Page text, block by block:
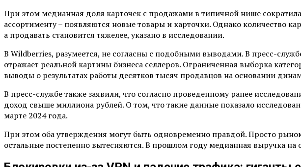
При этом медианная доля карточек с продажами в типичной нише
ассортименту – появляются новые товары и карточки. Однако количество
а продавать становится тяжелее, указано в исследовании.
В Wildberries, разумеется, не согласны с подобными выводами. В пресс-
отражает реальной картины бизнеса селлеров. Ограниченная выборка
выводы о результатах работы десятков тысяч продавцов на основании
В пресс-службе также заявили, что согласно проведенному ранее
доход свыше миллиона рублей. О том, что такие данные показало
марте 2024 года.
При этом оба утверждения могут быть одновременно правдой. Просто
остальные постепенно вытесняются. В прошлом году медианная выручка на